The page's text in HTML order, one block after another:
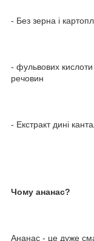
- Без зерна і
- фульвових
речовин
- Екстракт дині
Чому ананас?
Ананас - це дуже